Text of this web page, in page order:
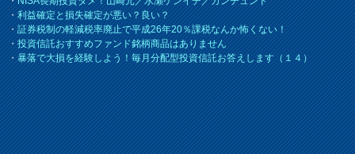
・利益確定と損失確定が悪い？良い？
・証券税制の軽減税率廃止で平成26年20％課税なんか怖くない！
・投資信託おすすめファンド銘柄商品はありません
・暴落で大損を経験しよう！毎月分配型投資信託お答えします（１４）